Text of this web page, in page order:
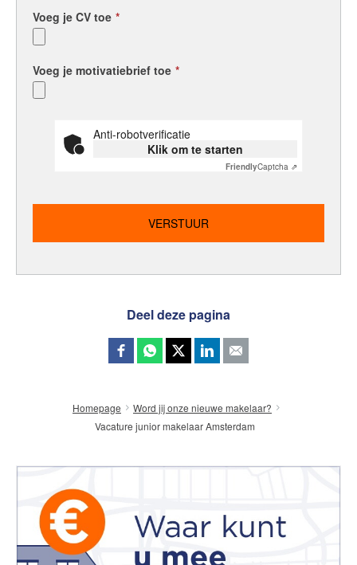
Voeg je CV toe *
Voeg je motivatiebrief toe *
Anti-robotverificatie
Klik om te starten
FriendlyCaptcha ⇗
Deel deze pagina
Homepage
Word jij onze nieuwe makelaar?
Vacature junior makelaar Amsterdam